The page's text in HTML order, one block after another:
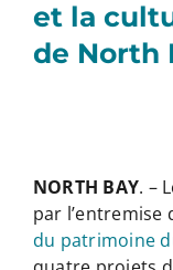
et la
de North
NORTH BAY. –
par l’entremise
du patrimoine